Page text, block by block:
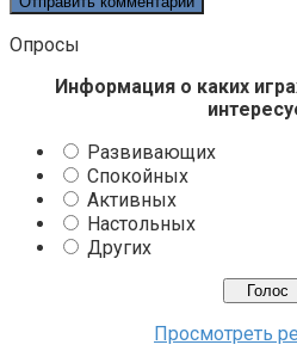
Опросы
Информация о каких
Развивающих
Спокойных
Активных
Настольных
Других
Просмотреть